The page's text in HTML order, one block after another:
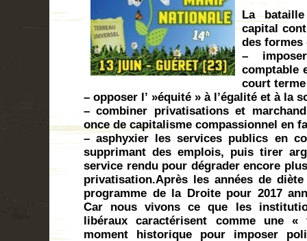
La
capital
des formes
–
comptable
court terme
– opposer l’ »équité » à l’égalité et à la
– combiner privatisations et
once de capitalisme compassionnel en
– asphyxier les services publics en
supprimant des emplois, puis tirer
service rendu pour dégrader encore
privatisation.Après les années de
programme de la Droite pour 2017
Car nous vivons ce que les
libéraux caractérisent comme une «
moment historique pour imposer